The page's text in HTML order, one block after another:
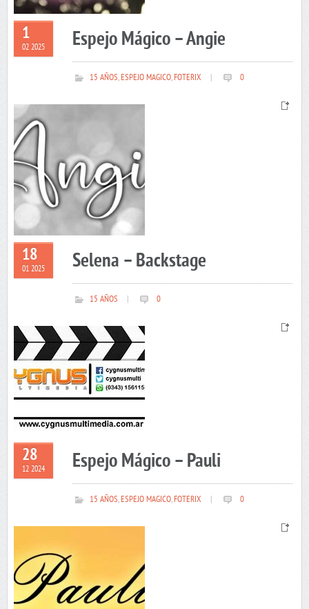
1
02 2025 Espejo Mágico – Angie
15 AÑOS,ESPEJO MAGICO,FOTERIX 0
18
01 2025 Selena – Backstage
15 AÑOS 0
28
12 2024 Espejo Mágico – Pauli
15 AÑOS,ESPEJO MAGICO,FOTERIX 0